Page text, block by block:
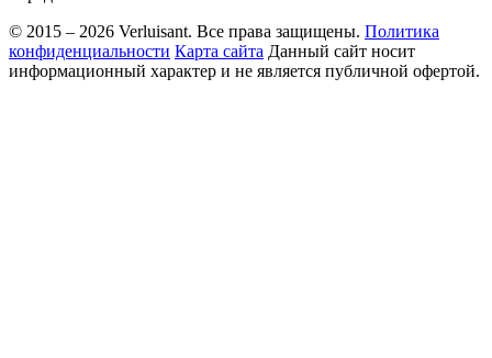
© 2015 – 2026 Verluisant. Все права защищены. Политика
конфиденциальности Карта сайта Данный сайт носит
информационный характер и не является публичной офертой.